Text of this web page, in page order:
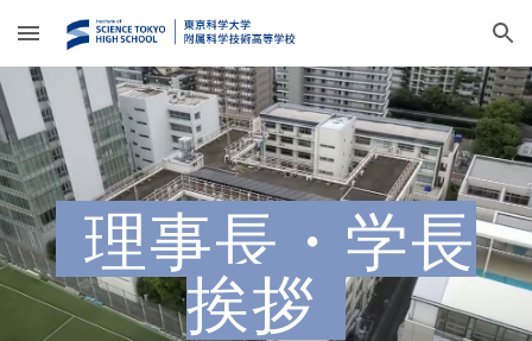
Skip to main content Skip to navigation
理事長・学長
挨拶